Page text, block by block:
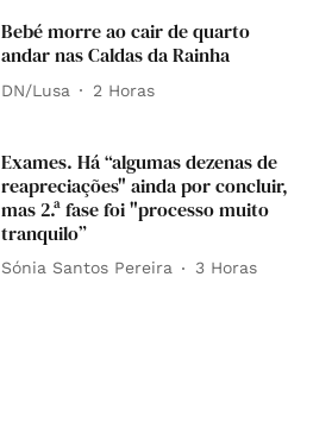
Bebé morre ao cair de quarto
andar nas Caldas da Rainha
DN/Lusa 2 Horas
Exames. Há “algumas dezenas de
reapreciações" ainda por concluir,
mas 2.ª fase foi "processo muito
tranquilo”
Sónia Santos Pereira 3 Horas